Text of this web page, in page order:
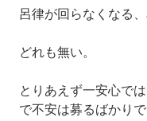
呂律が回らなくなる、
どれも無い。
とりあえず一安心で
で不安は募るばかりで